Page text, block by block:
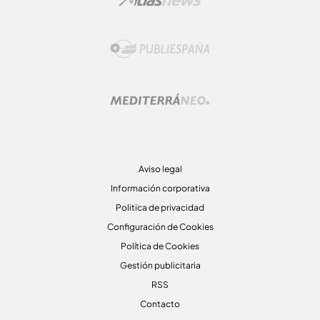
Aviso legal
Información corporativa
Politica de privacidad
Configuración de Cookies
Política de Cookies
Gestión publicitaria
RSS
Contacto